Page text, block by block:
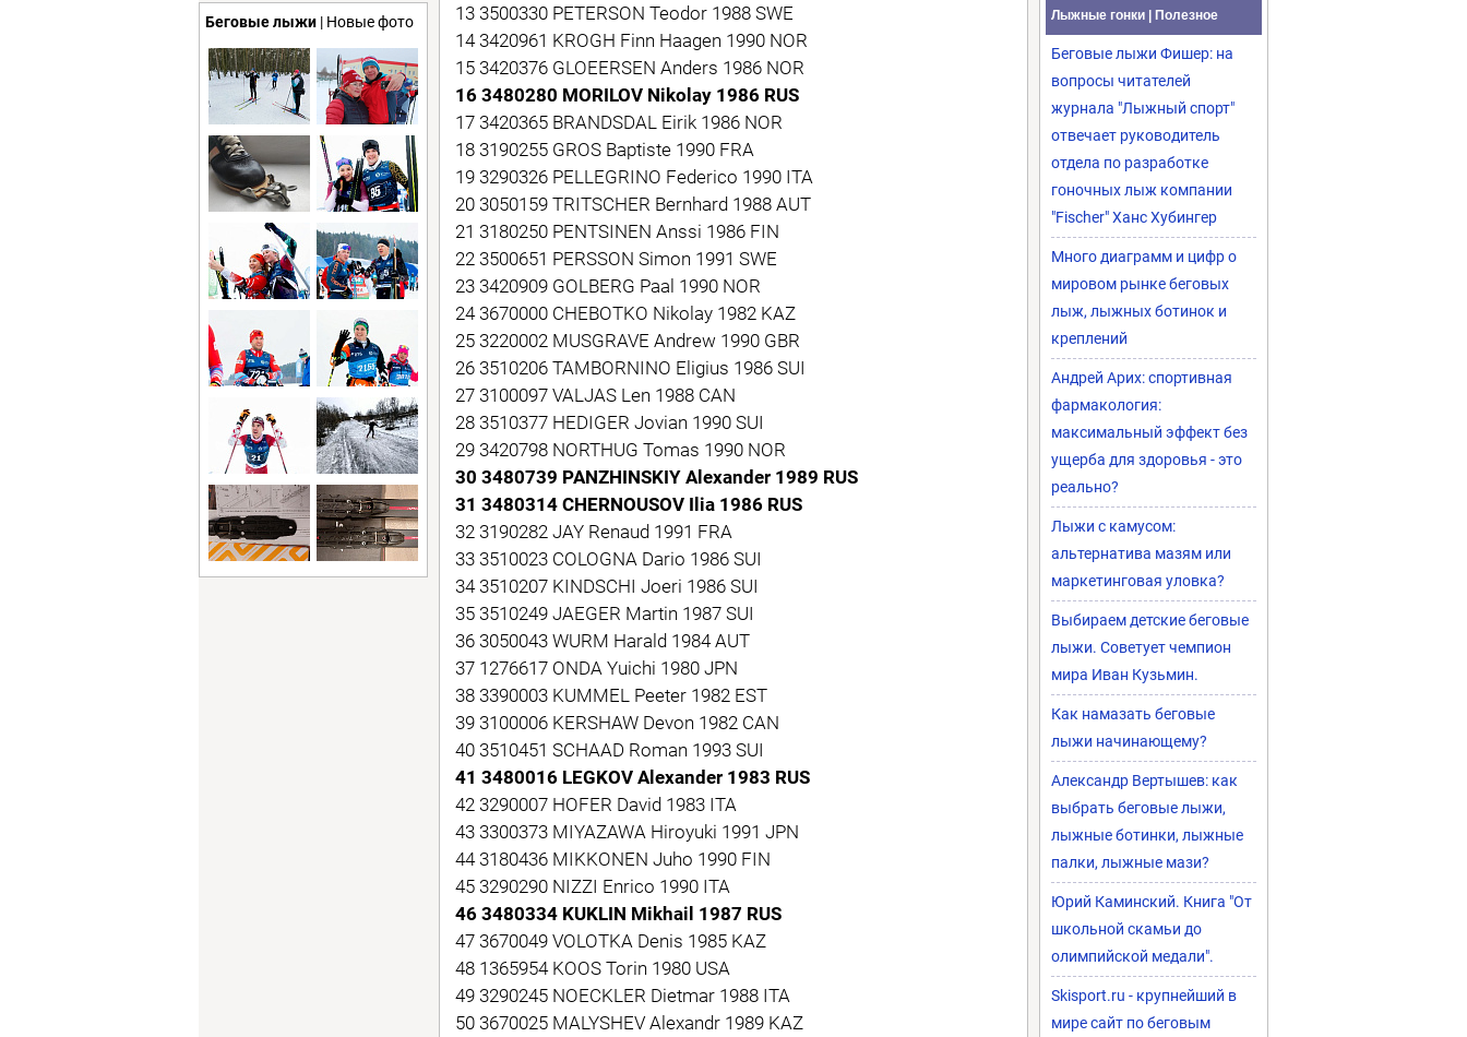
Беговые лыжи | Новые фото
13 3500330 PETERSON Teodor 1988 SWE
14 3420961 KROGH Finn Haagen 1990 NOR
15 3420376 GLOEERSEN Anders 1986 NOR
16 3480280 MORILOV Nikolay 1986 RUS
17 3420365 BRANDSDAL Eirik 1986 NOR
18 3190255 GROS Baptiste 1990 FRA
19 3290326 PELLEGRINO Federico 1990 ITA
20 3050159 TRITSCHER Bernhard 1988 AUT
21 3180250 PENTSINEN Anssi 1986 FIN
22 3500651 PERSSON Simon 1991 SWE
23 3420909 GOLBERG Paal 1990 NOR
24 3670000 CHEBOTKO Nikolay 1982 KAZ
25 3220002 MUSGRAVE Andrew 1990 GBR
26 3510206 TAMBORNINO Eligius 1986 SUI
27 3100097 VALJAS Len 1988 CAN
28 3510377 HEDIGER Jovian 1990 SUI
29 3420798 NORTHUG Tomas 1990 NOR
30 3480739 PANZHINSKIY Alexander 1989 RUS
31 3480314 CHERNOUSOV Ilia 1986 RUS
32 3190282 JAY Renaud 1991 FRA
33 3510023 COLOGNA Dario 1986 SUI
34 3510207 KINDSCHI Joeri 1986 SUI
35 3510249 JAEGER Martin 1987 SUI
36 3050043 WURM Harald 1984 AUT
37 1276617 ONDA Yuichi 1980 JPN
38 3390003 KUMMEL Peeter 1982 EST
39 3100006 KERSHAW Devon 1982 CAN
40 3510451 SCHAAD Roman 1993 SUI
41 3480016 LEGKOV Alexander 1983 RUS
42 3290007 HOFER David 1983 ITA
43 3300373 MIYAZAWA Hiroyuki 1991 JPN
44 3180436 MIKKONEN Juho 1990 FIN
45 3290290 NIZZI Enrico 1990 ITA
46 3480334 KUKLIN Mikhail 1987 RUS
47 3670049 VOLOTKA Denis 1985 KAZ
48 1365954 KOOS Torin 1980 USA
49 3290245 NOECKLER Dietmar 1988 ITA
50 3670025 MALYSHEV Alexandr 1989 KAZ
Лыжные гонки | Полезное
Беговые лыжи Фишер: на
вопросы читателей
журнала "Лыжный спорт"
отвечает руководитель
отдела по разработке
гоночных лыж компании
"Fischer" Ханс Хубингер
Много диаграмм и цифр о
мировом рынке беговых
лыж, лыжных ботинок и
креплений
Андрей Арих: спортивная
фармакология:
максимальный эффект без
ущерба для здоровья - это
реально?
Лыжи с камусом:
альтернатива мазям или
маркетинговая уловка?
Выбираем детские беговые
лыжи. Советует чемпион
мира Иван Кузьмин.
Как намазать беговые
лыжи начинающему?
Александр Вертышев: как
выбрать беговые лыжи,
лыжные ботинки, лыжные
палки, лыжные мази?
Юрий Каминский. Книга "От
школьной скамьи до
олимпийской медали".
Skisport.ru - крупнейший в
мире сайт по беговым